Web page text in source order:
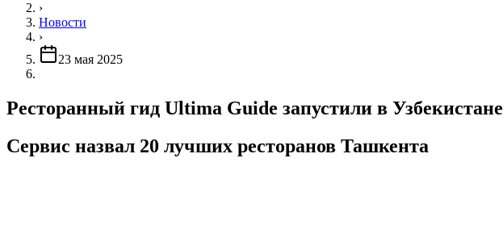
›
Новости
›
23 мая 2025
Ресторанный гид Ultima Guide запустили в Узбекистане
Сервис назвал 20 лучших ресторанов Ташкента